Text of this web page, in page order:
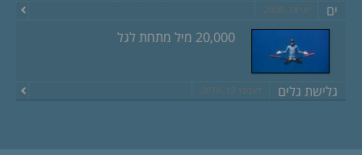
ים יוני 18, 2020
20,000 מיל מתחת לגל
גלישת גלים דצמבר 13, 2019